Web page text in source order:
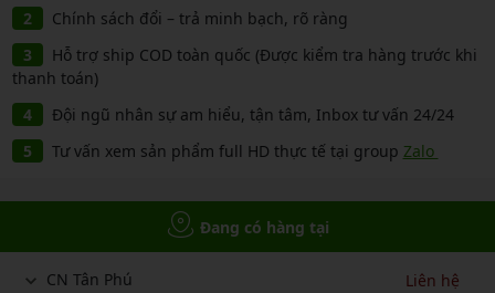
Chính sách đổi – trả minh bạch, rõ ràng
Hỗ trợ ship COD toàn quốc (Được kiểm tra hàng trước khi
thanh toán)
Đội ngũ nhân sự am hiểu, tận tâm, Inbox tư vấn 24/24
Tư vấn xem sản phẩm full HD thực tế tại group Zalo
Đang có hàng tại
CN Tân Phú Liên hệ